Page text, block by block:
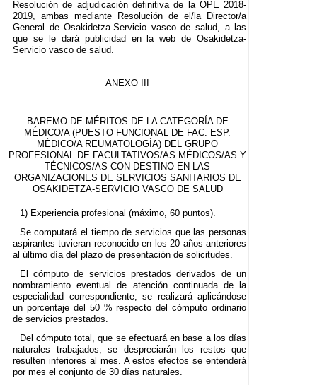
Resolución de adjudicación definitiva de la OPE 2018-
2019, ambas mediante Resolución de el/la Director/a
General de Osakidetza-Servicio vasco de salud, a las
que se le dará publicidad en la web de Osakidetza-
Servicio vasco de salud.
ANEXO III
BAREMO DE MÉRITOS DE LA CATEGORÍA DE
MÉDICO/A (PUESTO FUNCIONAL DE FAC. ESP.
MÉDICO/A REUMATOLOGÍA) DEL GRUPO
PROFESIONAL DE FACULTATIVOS/AS MÉDICOS/AS Y
TÉCNICOS/AS CON DESTINO EN LAS
ORGANIZACIONES DE SERVICIOS SANITARIOS DE
OSAKIDETZA-SERVICIO VASCO DE SALUD
1) Experiencia profesional (máximo, 60 puntos).
Se computará el tiempo de servicios que las personas
aspirantes tuvieran reconocido en los 20 años anteriores
al último día del plazo de presentación de solicitudes.
El cómputo de servicios prestados derivados de un
nombramiento eventual de atención continuada de la
especialidad correspondiente, se realizará aplicándose
un porcentaje del 50 % respecto del cómputo ordinario
de servicios prestados.
Del cómputo total, que se efectuará en base a los días
naturales trabajados, se despreciarán los restos que
resulten inferiores al mes. A estos efectos se entenderá
por mes el conjunto de 30 días naturales.